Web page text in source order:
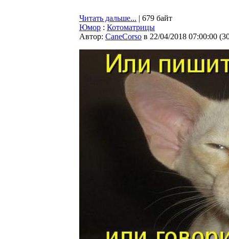
Читать дальше... | 679 байт
Юмор : Котоматрицы
Автор: CaneCorso в 22/04/2018 07:00:00 (